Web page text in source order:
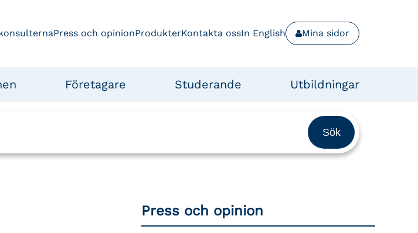
Press och opinionProdukterKontakta ossIn English Mina sidor
Företagare Studerande Utbildningar
Press och opinion